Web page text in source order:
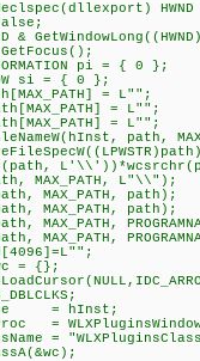
pi = { 0 };
si = { 0 };
= L"";
= L"";
= L"";
path,
MAX_PATH, L"\\");
MAX_PATH, path);
MAX_PATH, path);
MAX_PATH,
MAX_PATH,
= {};
= hInst;
=
=